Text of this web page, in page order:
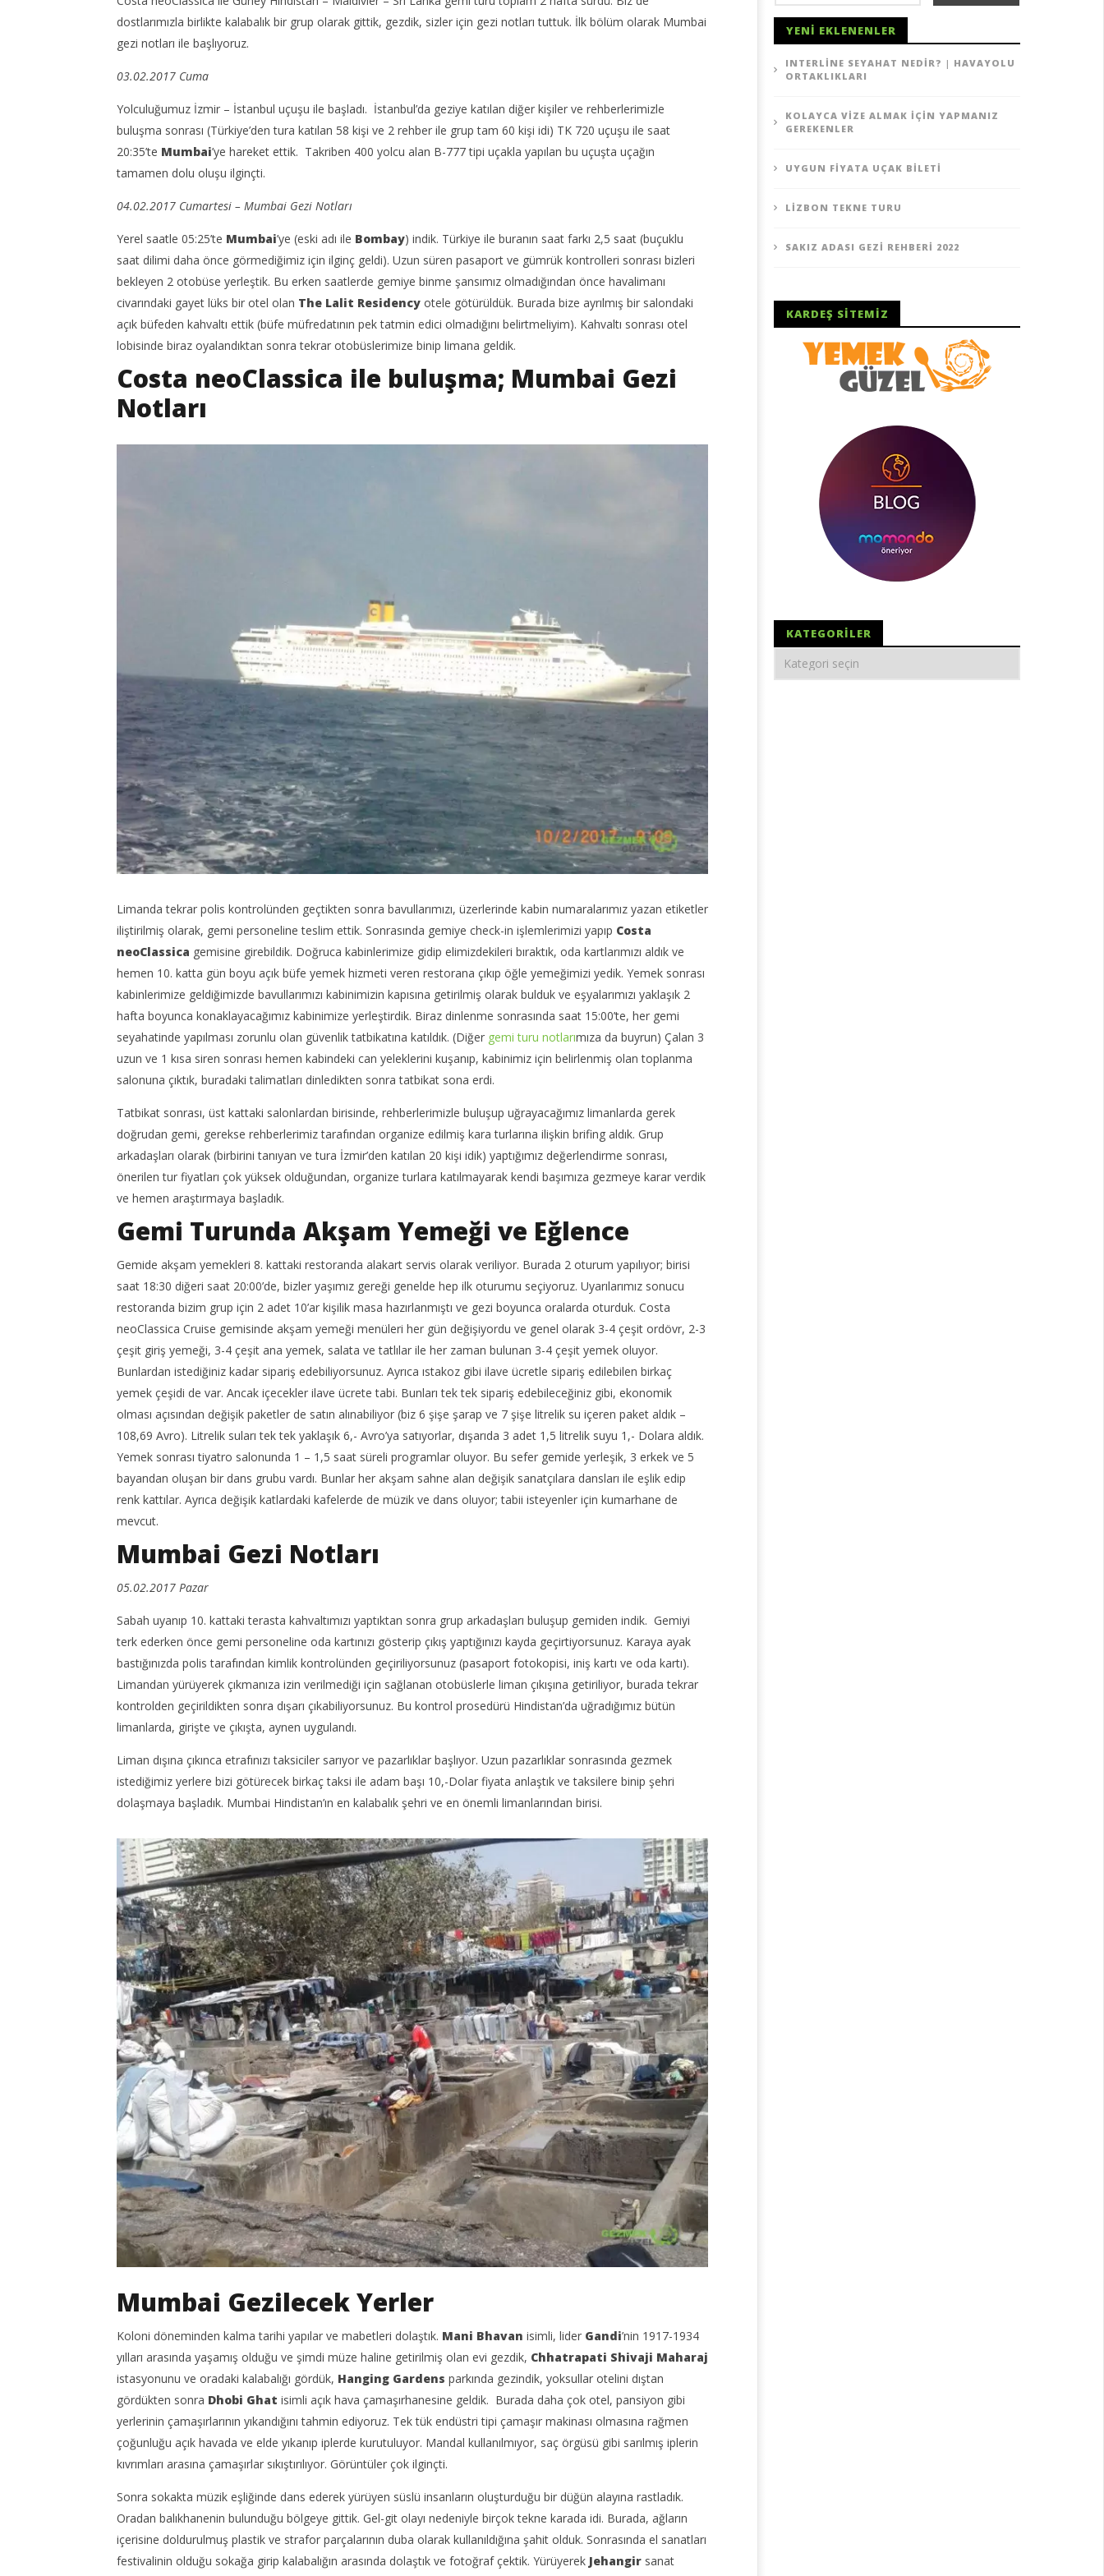
NOW VIEWING
Mumbai Gezi Notları; Güney
Hindistan – Maldivler – Sri
Lanka Gemi Turu Gezi Notları 1
Mart
Tuna
Interline seyahat nedir? |
Havayolu Ortaklıkları
2017
Sermet
Kolayca Vize Almak İçin
Yapmanız Gerekenler
Mart
dostlarımızla birlikte kalabalık bir grup olarak gittik, gezdik, sizler için gezi notları tuttuk. İlk bölüm olarak Mumbai
gezi notları ile başlıyoruz.
03.02.2017 Cuma
Yolculuğumuz İzmir – İstanbul uçuşu ile başladı. İstanbul’da geziye katılan diğer kişiler ve rehberlerimizle
buluşma sonrası (Türkiye’den tura katılan 58 kişi ve 2 rehber ile grup tam 60 kişi idi) TK 720 uçuşu ile saat
20:35’te Mumbai’ye hareket ettik. Takriben 400 yolcu alan B-777 tipi uçakla yapılan bu uçuşta uçağın
tamamen dolu oluşu ilginçti.
04.02.2017 Cumartesi – Mumbai Gezi Notları
Yerel saatle 05:25’te Mumbai’ye (eski adı ile Bombay) indik. Türkiye ile buranın saat farkı 2,5 saat (buçuklu
saat dilimi daha önce görmediğimiz için ilginç geldi). Uzun süren pasaport ve gümrük kontrolleri sonrası bizleri
bekleyen 2 otobüse yerleştik. Bu erken saatlerde gemiye binme şansımız olmadığından önce havalimanı
civarındaki gayet lüks bir otel olan The Lalit Residencyotele götürüldük. Burada bize ayrılmış bir salondaki
açık büfeden kahvaltı ettik (büfe müfredatının pek tatmin edici olmadığını belirtmeliyim). Kahvaltı sonrası otel
lobisinde biraz oyalandıktan sonra tekrar otobüslerimize binip limana geldik.
Costa neoClassica ile buluşma; Mumbai Gezi
Notları
Limanda tekrar polis kontrolünden geçtikten sonra bavullarımızı, üzerlerinde kabin numaralarımız yazan etiketler
iliştirilmiş olarak, gemi personeline teslim ettik. Sonrasında gemiye check-in işlemlerimizi yapıp Costa
neoClassica gemisine girebildik. Doğruca kabinlerimize gidip elimizdekileri bıraktık, oda kartlarımızı aldık ve
hemen 10. katta gün boyu açık büfe yemek hizmeti veren restorana çıkıp öğle yemeğimizi yedik. Yemek sonrası
kabinlerimize geldiğimizde bavullarımızı kabinimizin kapısına getirilmiş olarak bulduk ve eşyalarımızı yaklaşık 2
hafta boyunca konaklayacağımız kabinimize yerleştirdik. Biraz dinlenme sonrasında saat 15:00’te, her gemi
seyahatinde yapılması zorunlu olan güvenlik tatbikatına katıldık. (Diğer gemi turu notlarımıza da buyrun) Çalan 3
uzun ve 1 kısa siren sonrası hemen kabindeki can yeleklerini kuşanıp, kabinimiz için belirlenmiş olan toplanma
salonuna çıktık, buradaki talimatları dinledikten sonra tatbikat sona erdi.
Tatbikat sonrası, üst kattaki salonlardan birisinde, rehberlerimizle buluşup uğrayacağımız limanlarda gerek
doğrudan gemi, gerekse rehberlerimiz tarafından organize edilmiş kara turlarına ilişkin brifing aldık. Grup
arkadaşları olarak (birbirini tanıyan ve tura İzmir’den katılan 20 kişi idik) yaptığımız değerlendirme sonrası,
önerilen tur fiyatları çok yüksek olduğundan, organize turlara katılmayarak kendi başımıza gezmeye karar verdik
ve hemen araştırmaya başladık.
Gemi Turunda Akşam Yemeği ve Eğlence
Gemide akşam yemekleri 8. kattaki restoranda alakart servis olarak veriliyor. Burada 2 oturum yapılıyor; birisi
saat 18:30 diğeri saat 20:00’de, bizler yaşımız gereği genelde hep ilk oturumu seçiyoruz. Uyarılarımız sonucu
restoranda bizim grup için 2 adet 10’ar kişilik masa hazırlanmıştı ve gezi boyunca oralarda oturduk. Costa
neoClassica Cruise gemisinde akşam yemeği menüleri her gün değişiyordu ve genel olarak 3-4 çeşit ordövr, 2-3
çeşit giriş yemeği, 3-4 çeşit ana yemek, salata ve tatlılar ile her zaman bulunan 3-4 çeşit yemek oluyor.
Bunlardan istediğiniz kadar sipariş edebiliyorsunuz. Ayrıca ıstakoz gibi ilave ücretle sipariş edilebilen birkaç
yemek çeşidi de var. Ancak içecekler ilave ücrete tabi. Bunları tek tek sipariş edebileceğiniz gibi, ekonomik
olması açısından değişik paketler de satın alınabiliyor (biz 6 şişe şarap ve 7 şişe litrelik su içeren paket aldık –
108,69 Avro). Litrelik suları tek tek yaklaşık 6,- Avro’ya satıyorlar, dışarıda 3 adet 1,5 litrelik suyu 1,- Dolara aldık.
Yemek sonrası tiyatro salonunda 1 – 1,5 saat süreli programlar oluyor. Bu sefer gemide yerleşik, 3 erkek ve 5
bayandan oluşan bir dans grubu vardı. Bunlar her akşam sahne alan değişik sanatçılara dansları ile eşlik edip
renk kattılar. Ayrıca değişik katlardaki kafelerde de müzik ve dans oluyor; tabii isteyenler için kumarhane de
mevcut.
Mumbai Gezi Notları
05.02.2017 Pazar
Sabah uyanıp 10. kattaki terasta kahvaltımızı yaptıktan sonra grup arkadaşları buluşup gemiden indik. Gemiyi
terk ederken önce gemi personeline oda kartınızı gösterip çıkış yaptığınızı kayda geçirtiyorsunuz. Karaya ayak
bastığınızda polis tarafından kimlik kontrolünden geçiriliyorsunuz (pasaport fotokopisi, iniş kartı ve oda kartı).
Limandan yürüyerek çıkmanıza izin verilmediği için sağlanan otobüslerle liman çıkışına getiriliyor, burada tekrar
kontrolden geçirildikten sonra dışarı çıkabiliyorsunuz. Bu kontrol prosedürü Hindistan’da uğradığımız bütün
limanlarda, girişte ve çıkışta, aynen uygulandı.
Liman dışına çıkınca etrafınızı taksiciler sarıyor ve pazarlıklar başlıyor. Uzun pazarlıklar sonrasında gezmek
istediğimiz yerlere bizi götürecek birkaç taksi ile adam başı 10,-Dolar fiyata anlaştık ve taksilere binip şehri
dolaşmaya başladık. Mumbai Hindistan’ın en kalabalık şehri ve en önemli limanlarından birisi.
Mumbai Gezilecek Yerler
Koloni döneminden kalma tarihi yapılar ve mabetleri dolaştık. Mani Bhavan isimli, lider Gandi’nin 1917-1934
yılları arasında yaşamış olduğu ve şimdi müze haline getirilmiş olan evi gezdik, Chhatrapati Shivaji Maharaj
istasyonunu ve oradaki kalabalığı gördük, Hanging Gardens parkında gezindik, yoksullar otelini dıştan
gördükten sonra Dhobi Ghat isimli açık hava çamaşırhanesine geldik. Burada daha çok otel, pansiyon gibi
yerlerinin çamaşırlarının yıkandığını tahmin ediyoruz. Tek tük endüstri tipi çamaşır makinası olmasına rağmen
çoğunluğu açık havada ve elde yıkanıp iplerde kurutuluyor. Mandal kullanılmıyor, saç örgüsü gibi sarılmış iplerin
kıvrımları arasına çamaşırlar sıkıştırılıyor. Görüntüler çok ilginçti.
Sonra sokakta müzik eşliğinde dans ederek yürüyen süslü insanların oluşturduğu bir düğün alayına rastladık.
Oradan balıkhanenin bulunduğu bölgeye gittik. Gel-git olayı nedeniyle birçok tekne karada idi. Burada, ağların
içerisine doldurulmuş plastik ve strafor parçalarının duba olarak kullanıldığına şahit olduk. Sonrasında el sanatları
festivalinin olduğu sokağa girip kalabalığın arasında dolaştık ve fotoğraf çektik. Yürüyerek Jehangirsanat
YENI EKLENENLER
INTERLINE SEYAHAT NEDIR? | HAVAYOLU
ORTAKLIKLARI
KOLAYCA VIZE ALMAK İÇIN YAPMANIZ
GEREKENLER
UYGUN FIYATA UÇAK BILETI
LIZBON TEKNE TURU
SAKIZ ADASI GEZI REHBERI 2022
KARDEŞ SITEMIZ
KATEGORILER